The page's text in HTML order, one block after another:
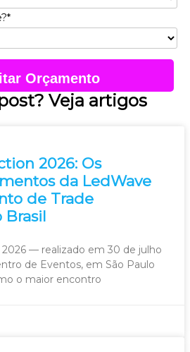
Orçamento
Veja artigos
2026: Os
da LedWave
de Trade
Brasil
2026 — realizado em 30 de julho
de Eventos, em São Paulo
o maior encontro